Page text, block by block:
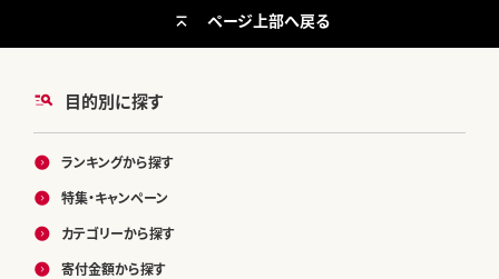
目的別に探す
ランキングから探す
特集・キャンペーン
カテゴリーから探す
寄付金額から探す
ページ上部へ戻る